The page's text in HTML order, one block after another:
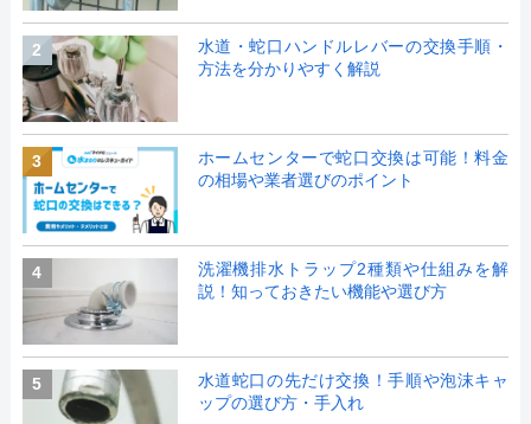
2
水道・蛇口ハンドルレバーの交換手順・
方法を分かりやすく解説
3
ホームセンターで蛇口交換は可能！料金
の相場や業者選びのポイント
4
洗濯機排水トラップ2種類や仕組みを解
説！知っておきたい機能や選び方
5
水道蛇口の先だけ交換！手順や泡沫キャ
ップの選び方・手入れ